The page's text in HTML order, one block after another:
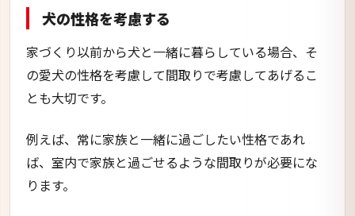
犬の性格を考慮する
家づくり以前から犬と一緒に暮らしている場合、そ
の愛犬の性格を考慮して間取りで考慮してあげるこ
とも大切です。
例えば、常に家族と一緒に過ごしたい性格であれ
ば、室内で家族と過ごせるような間取りが必要にな
ります。